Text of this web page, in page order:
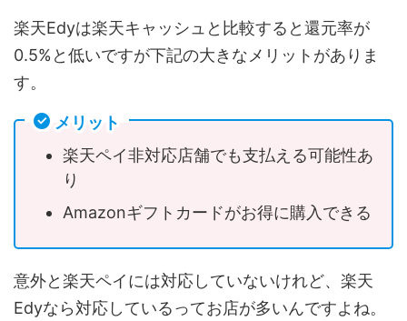
楽天Edyは楽天キャッシュと比較すると還元率が
0.5%と低いですが下記の大きなメリットがありま
す。
メリット
楽天ペイ非対応店舗でも支払える可能性あ
り
Amazonギフトカードがお得に購入できる
意外と楽天ペイには対応していないけれど、楽天
Edyなら対応しているってお店が多いんですよね。